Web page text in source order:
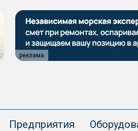
реклама
Предприятия